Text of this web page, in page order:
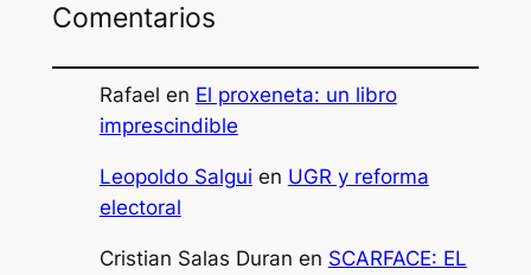
Comentarios
Rafael en El proxeneta: un libro
imprescindible
Leopoldo Salgui en UGR y reforma
electoral
Cristian Salas Duran en SCARFACE: EL